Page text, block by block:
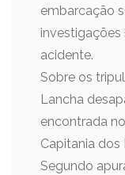
embarcação
investigações
acidente.
Sobre os
Lancha
encontrada
Capitania dos
Segundo